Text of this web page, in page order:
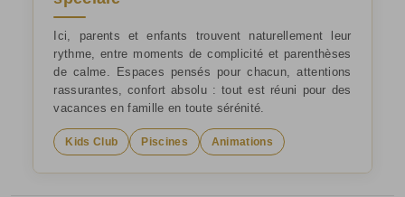
Ici, parents et enfants trouvent naturellement leur
rythme, entre moments de complicité et parenthèses
de calme. Espaces pensés pour chacun, attentions
rassurantes, confort absolu : tout est réuni pour des
vacances en famille en toute sérénité.
Kids Club Piscines Animations